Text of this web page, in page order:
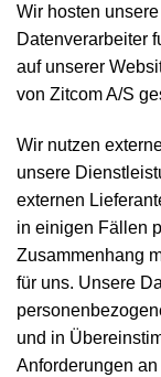
Wir hosten
Datenverarbeiter
auf unserer
von Zitcom A/S
Wir nutzen
unsere
externen
in einigen Fällen
Zusammenhang
für uns. Unsere
und in
Anforderungen